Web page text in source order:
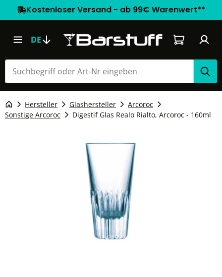
Kostenloser Versand - ab 99€ Warenwert**
DE Warenkorb
Hersteller Glashersteller
Arcoroc
Sonstige Arcoroc
Digestif Glas Realo Rialto, Arcoroc - 160ml